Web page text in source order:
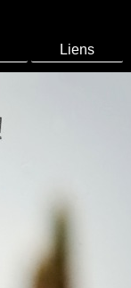
Liens